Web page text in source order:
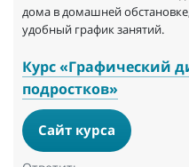
дома в домашней
удобный график занятий.
Курс «Графический
подростков»
Сайт курса